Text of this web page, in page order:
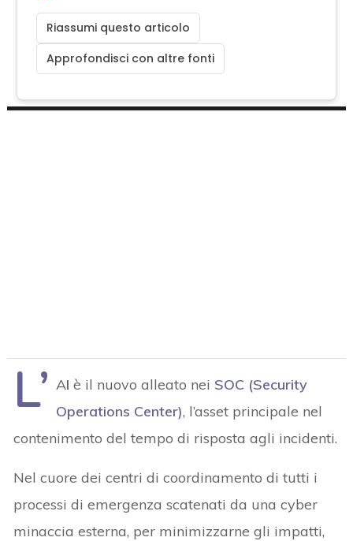
Riassumi questo articolo
Approfondisci con altre fonti
L’ AIè il nuovo alleato nei SOC (Security
Operations Center), l’asset principale nel
contenimento del tempo di risposta agli incidenti.
Nel cuore dei centri di coordinamento di tutti i
processi di emergenza scatenati da una cyber
minaccia esterna, per minimizzarne gli impatti,